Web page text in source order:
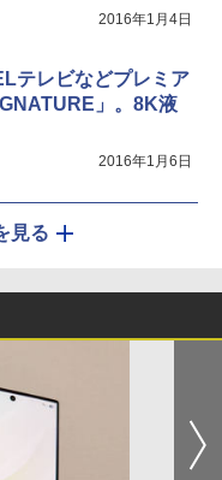
2016年1月4日
テレビなどプレミア
」。8K液
2016年1月6日
見る